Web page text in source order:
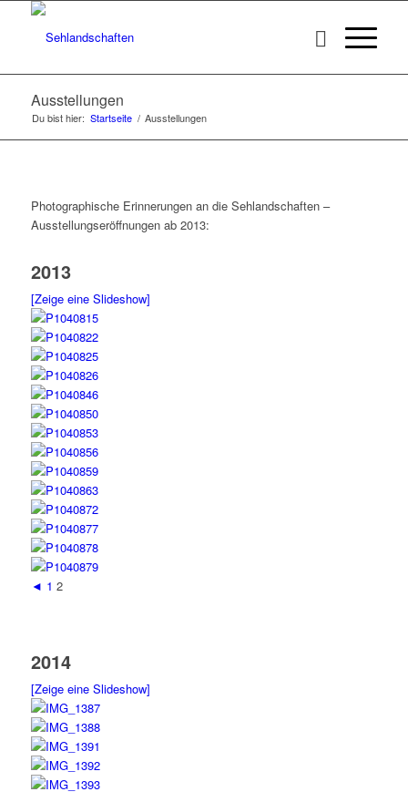
Ausstellungen
Du bist hier: Startseite / Ausstellungen
Photographische Erinnerungen an die Sehlandschaften –
Ausstellungseröffnungen ab 2013:
2013
[Zeige eine Slideshow]
◄ 1 2
2014
[Zeige eine Slideshow]